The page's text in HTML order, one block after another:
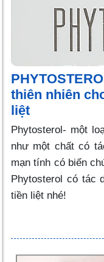
thiên nhiên
liệt
Phytosterol- một
như một chất có
mạn tính có biến
Phytosterol có tác
tiền liệt nhé!